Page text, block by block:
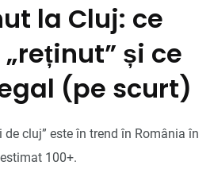
la Cluj: ce
și ce
(pe scurt)
de cluj” este în trend în România în
100+.